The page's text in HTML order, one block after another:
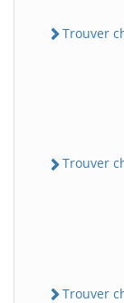
Trouver
Trouver
Trouver